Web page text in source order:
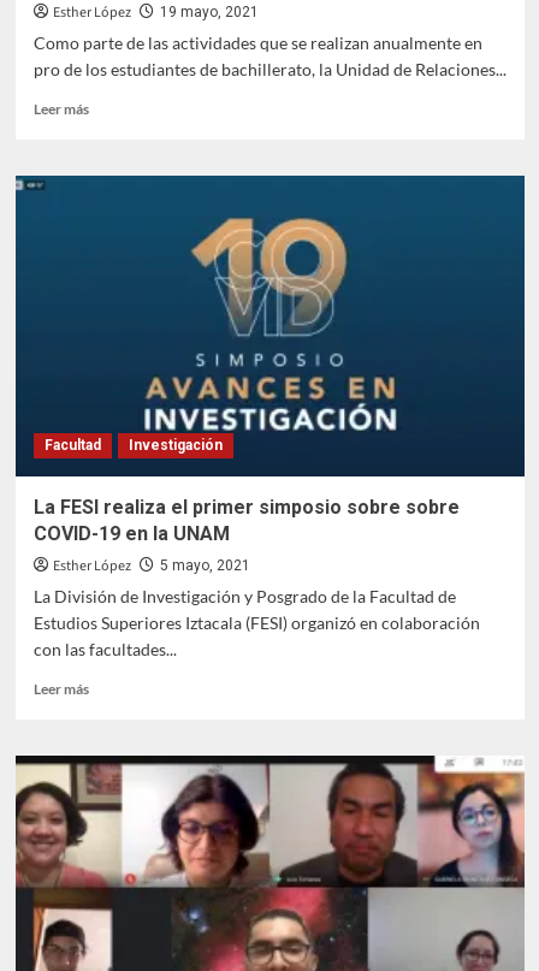
Esther López 19 mayo, 2021
Como parte de las actividades que se realizan anualmente en
pro de los estudiantes de bachillerato, la Unidad de Relaciones...
Leer másLeer
Realiza
Facultad Investigación
La FESI realiza el primer simposio sobre sobre
COVID-19 en la UNAM
Esther López 5 mayo, 2021
La División de Investigación y Posgrado de la Facultad de
Estudios Superiores Iztacala (FESI) organizó en colaboración
con las facultades...
Leer másLeer
La
FESI
realiza
el
simposio
sobre
sobre
19